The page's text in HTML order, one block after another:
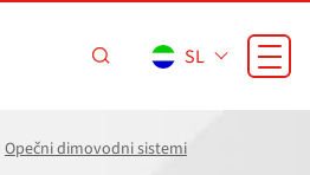
SL
Opečni dimovodni sistemi